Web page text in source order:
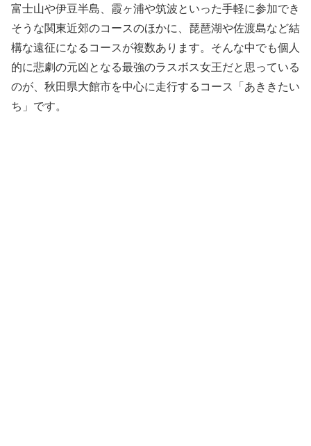
富士山や伊豆半島、霞ヶ浦や筑波といった手軽に参加でき
そうな関東近郊のコースのほかに、琵琶湖や佐渡島など結
構な遠征になるコースが複数あります。そんな中でも個人
的に悲劇の元凶となる最強のラスボス女王だと思っている
のが、秋田県大館市を中心に走行するコース「あききたい
ち」です。